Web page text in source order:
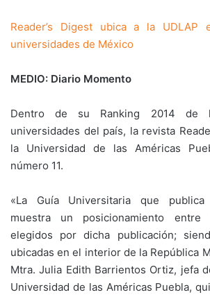
Reader’s Digest ubica a la UDLAP
universidades de México
MEDIO: Diario Momento
Dentro de su Ranking 2014 de
universidades del país, la revista
la Universidad de las Américas
número 11.
«La Guía Universitaria que publica
muestra un posicionamiento entre
elegidos por dicha publicación;
ubicadas en el interior de la República
Mtra. Julia Edith Barrientos Ortiz, jefa
Universidad de las Américas Puebla,